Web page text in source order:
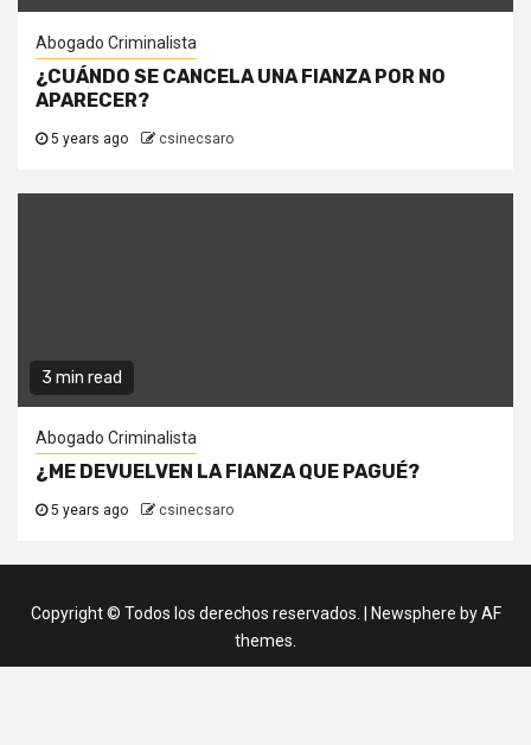
Abogado Criminalista
¿CUÁNDO SE CANCELA UNA FIANZA POR NO
APARECER?
5 years ago csinecsaro
3 min read
Abogado Criminalista
¿ME DEVUELVEN LA FIANZA QUE PAGUÉ?
5 years ago csinecsaro
Copyright © Todos los derechos reservados. Newsphere by AF
themes.